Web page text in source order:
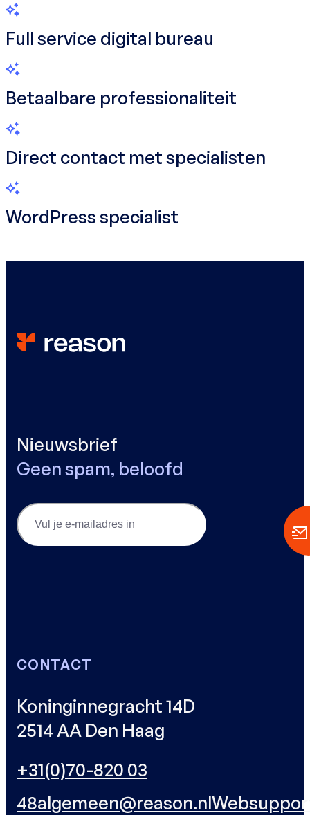
Full service digital bureau
Betaalbare professionaliteit
Direct contact met specialisten
WordPress specialist
Nieuwsbrief
Geen spam, beloofd
Email
CONTACT
Koninginnegracht 14D
2514 AA Den Haag
+31(0)70-820 03
48algemeen@reason.nl